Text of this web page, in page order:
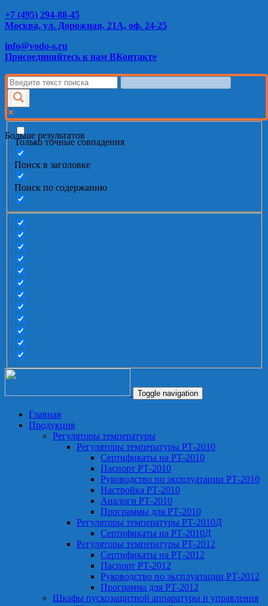
+7 (495) 294-88-45
Москва, ул. Дорожная, 21А, оф. 24-25
info@vodo-s.ru
Присоединяйтесь к нам ВКонтакте
Больше результатов
Только точные совпадения
Поиск в заголовке
Поиск по содержанию
Toggle navigation
Главная
Продукция
Регуляторы температуры
Регуляторы температуры РТ-2010
Сертификаты на РТ-2010
Паспорт РТ-2010
Руководство по эксплуатации РТ-2010
Настройка РТ-2010
Аналоги РТ-2010
Программы для РТ-2010
Регуляторы температуры РТ-2010Д
Сертификаты на РТ-2010Д
Регуляторы температуры РТ-2012
Сертификаты на РТ-2012
Паспорт РТ-2012
Руководство по эксплуатации РТ-2012
Программа для РТ-2012
Шкафы пускозащитной аппаратуры и управления